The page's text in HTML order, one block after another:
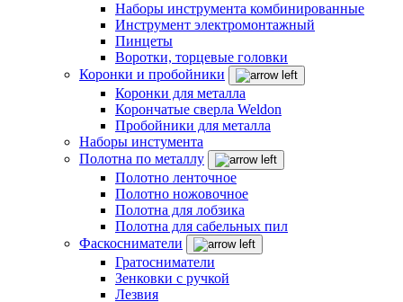
Наборы инструмента комбинированные
Инструмент электромонтажный
Пинцеты
Воротки, торцевые головки
Коронки и пробойники
Коронки для металла
Корончатые сверла Weldon
Пробойники для металла
Наборы инстумента
Полотна по металлу
Полотно ленточное
Полотно ножовочное
Полотна для лобзика
Полотна для сабельных пил
Фаскосниматели
Гратосниматели
Зенковки с ручкой
Лезвия